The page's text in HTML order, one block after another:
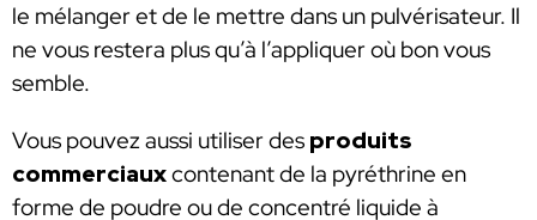
le mélanger et de le mettre dans un pulvérisateur. Il
ne vous restera plus qu’à l’appliquer où bon vous
semble.
Vous pouvez aussi utiliser des produits
commerciauxcontenant de la pyréthrine en
forme de poudre ou de concentré liquide à